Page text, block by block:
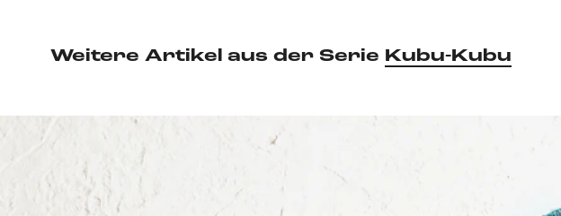
Weitere Artikel aus der Serie Kubu-Kubu